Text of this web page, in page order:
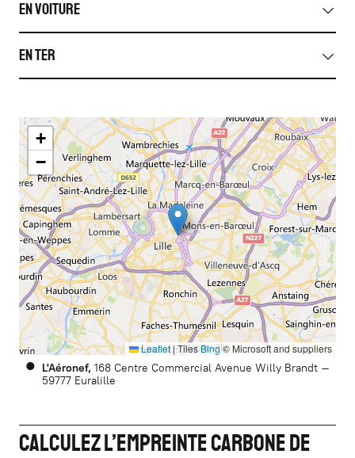
En voiture
En TER
+
−
Leaflet|TilesBing© Microsoft and suppliers
L'Aéronef 168 Centre Commercial Avenue Willy Brandt
59777 Euralille
Calculez l’empreinte carbone de